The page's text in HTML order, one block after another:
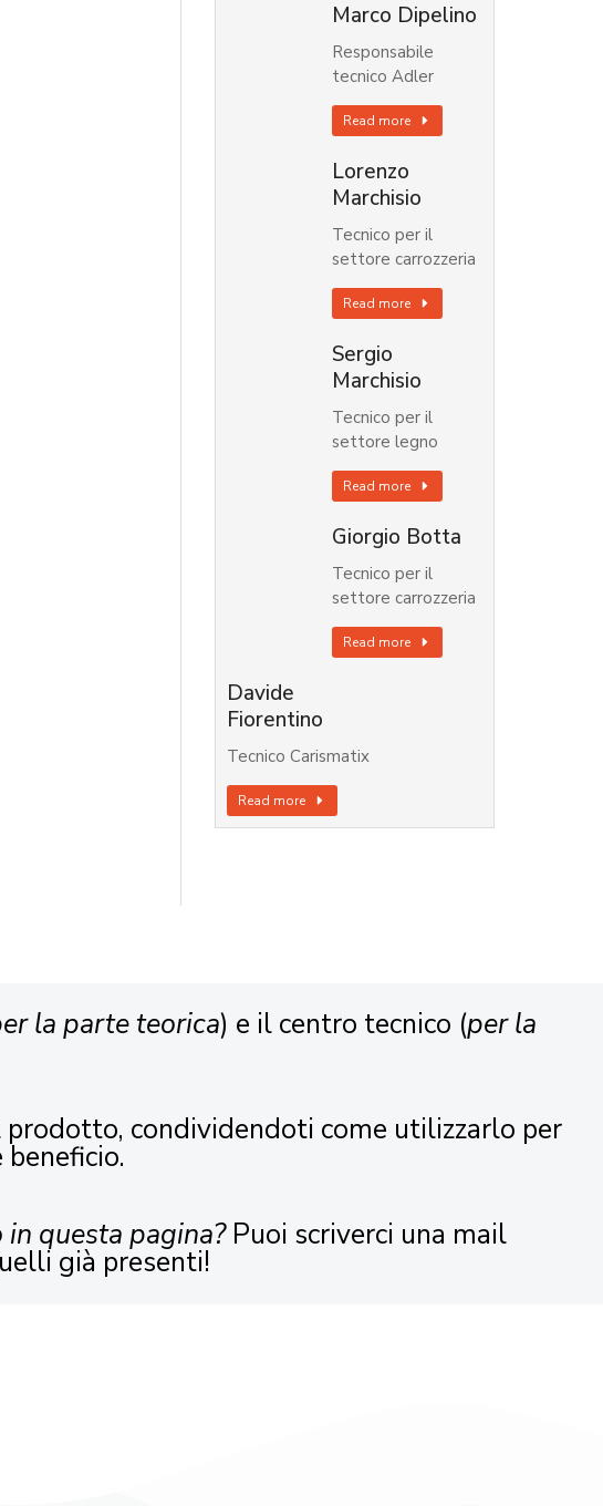
Marco Dipelino
Responsabile
tecnico Adler
Read more
Lorenzo
Marchisio
Tecnico per il
settore carrozzeria
Read more
Sergio
Marchisio
Tecnico per il
settore legno
Read more
Giorgio Botta
Tecnico per il
settore carrozzeria
Read more
Davide
Fiorentino
Tecnico Carismatix
Read more
la parte teorica) e il centro tecnico (per la
prodotto, condividendoti come utilizzarlo per
questa pagina?Puoi scriverci una mail
già presenti!